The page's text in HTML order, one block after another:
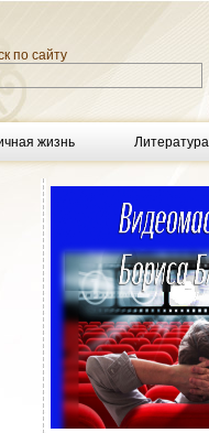
по сайту
жизнь Литература